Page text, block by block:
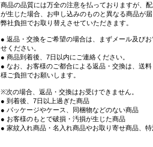
商品の品質には万全の注意を払っておりますが、
が生じた場合、お申し込みのものと異なる商品が
弊社負担でお取り替えさせていただきます。
● 返品・交換をご希望の場合は、まずメール及び
せください。
● 商品到着後、7日以内にご連絡ください。
● なお、お客様のご都合による返品・交換は、送
様ご負担でお願いします。
※次の場合、返品・交換はお受けできません。
● 到着後、7日以上過ぎた商品
● パッケージやケース、同梱物などのない商品
● お客様のもとで破損・汚損が生じた商品
● 家紋入れ商品・名入れ商品やお取り寄せ商品、